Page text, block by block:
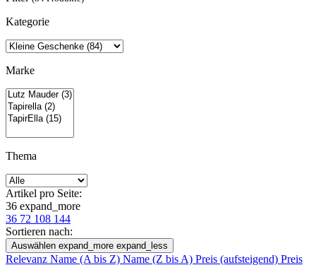
Kategorie
Marke
Thema
Artikel pro Seite:
36 expand_more
36 72 108 144
Sortieren nach:
Auswählen expand_more expand_less
Relevanz Name (A bis Z) Name (Z bis A) Preis (aufsteigend) Preis